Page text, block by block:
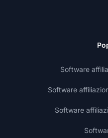
Software
Software
Software